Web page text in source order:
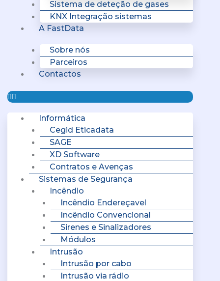
Sistema de deteção de gases
KNX Integração sistemas
A FastData
Sobre nós
Parceiros
Contactos
Informática
Cegid Eticadata
SAGE
XD Software
Contratos e Avenças
Sistemas de Segurança
Incêndio
Incêndio Endereçavel
Incêndio Convencional
Sirenes e Sinalizadores
Módulos
Intrusão
Intrusão por cabo
Intrusão via rádio